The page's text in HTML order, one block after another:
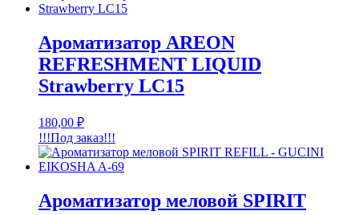
Ароматизатор AREON
REFRESHMENT LIQUID
Strawberry LC15
180,00 ₽
!!!Под заказ!!!
Ароматизатор меловой SPIRIT